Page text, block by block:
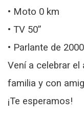
• Moto 0 km
• TV 50”
• Parlante de
Vení a celebrar el
familia y con
¡Te esperamos!